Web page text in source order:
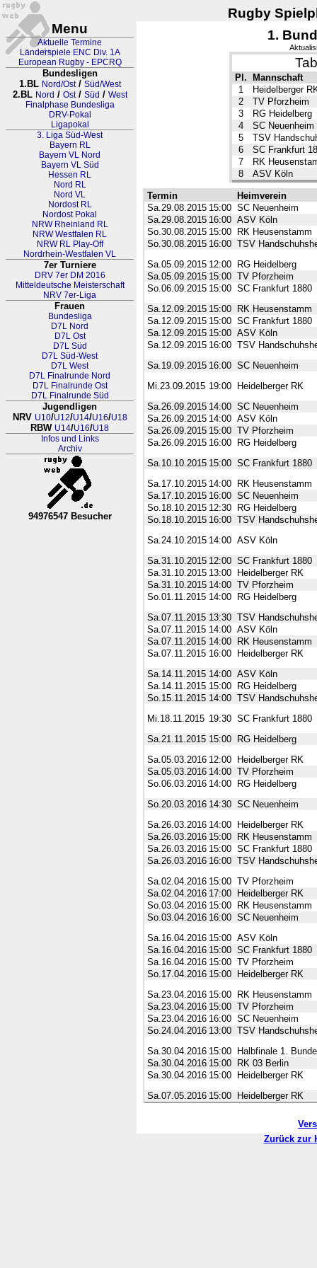
Rugby
Menu
Aktuelle Termine
Länderspiele ENC Div. 1A
European Rugby - EPCRQ
Bundesligen
1.BL Nord/Ost/ Süd/West
2.BL Nord / Ost/ Süd / West
Finalphase Bundesliga
DRV-Pokal
Ligapokal
3. Liga Süd-West
Bayern RL
Bayern VL Nord
Bayern VL Süd
Hessen RL
Nord RL
Nord VL
Nordost RL
Nordost Pokal
NRW Rheinland RL
NRW Westfalen RL
NRW RL Play-Off
Nordrhein-Westfalen VL
7er Turniere
DRV 7er DM 2016
Mitteldeutsche Meisterschaft
NRV 7er-Liga
Frauen
Bundesliga
D7L Nord
D7L Ost
D7L Süd
D7L Süd-West
D7L West
D7L Finalrunde Nord
D7L Finalrunde Ost
D7L Finalrunde Süd
Jugendligen
NRV U10/U12/U14/U16/U18
RBW U14/U16/U18
Infos und Links
Archiv
94976547 Besucher
1.
Pl.
Mannschaft
1
Heidelberger
2
TV Pforzheim
3
RG Heidelberg
4
SC Neuenheim
5
TSV
6
SC Frankfurt
7
RK
8
ASV Köln
Termin
Heimverein
Sa.29.08.2015 15:00 SC Neuenheim
Sa.29.08.2015 16:00 ASV Köln
So.30.08.2015 15:00
RK Heusenstamm
So.30.08.2015 16:00 TSV
Sa.05.09.2015 12:00
RG Heidelberg
Sa.05.09.2015 15:00 TV Pforzheim
So.06.09.2015 15:00 SC Frankfurt 1880
Sa.12.09.2015 15:00
RK Heusenstamm
Sa.12.09.2015 15:00 SC Frankfurt 1880
Sa.12.09.2015 15:00 ASV Köln
Sa.12.09.2015 16:00 TSV
Sa.19.09.2015 16:00 SC Neuenheim
Mi.23.09.2015 19:00
Heidelberger RK
Sa.26.09.2015 14:00 SC Neuenheim
Sa.26.09.2015 14:00 ASV Köln
Sa.26.09.2015 15:00 TV Pforzheim
Sa.26.09.2015 16:00
RG Heidelberg
Sa.10.10.2015 15:00 SC Frankfurt 1880
Sa.17.10.2015 14:00
RK Heusenstamm
Sa.17.10.2015 16:00 SC Neuenheim
So.18.10.2015 12:30
RG Heidelberg
So.18.10.2015 16:00 TSV
Sa.24.10.2015 14:00 ASV Köln
Sa.31.10.2015 12:00 SC Frankfurt 1880
Sa.31.10.2015 13:00
Heidelberger RK
Sa.31.10.2015 14:00 TV Pforzheim
So.01.11.2015 14:00
RG Heidelberg
Sa.07.11.2015 13:30 TSV
Sa.07.11.2015 14:00 ASV Köln
Sa.07.11.2015 14:00
RK Heusenstamm
Sa.07.11.2015 16:00
Heidelberger RK
Sa.14.11.2015 14:00 ASV Köln
Sa.14.11.2015 15:00
RG Heidelberg
So.15.11.2015 14:00 TSV
Mi.18.11.2015 19:30 SC Frankfurt 1880
Sa.21.11.2015 15:00
RG Heidelberg
Sa.05.03.2016 12:00
Heidelberger RK
Sa.05.03.2016 14:00 TV Pforzheim
So.06.03.2016 14:00
RG Heidelberg
So.20.03.2016 14:30 SC Neuenheim
Sa.26.03.2016 14:00
Heidelberger RK
Sa.26.03.2016 15:00
RK Heusenstamm
Sa.26.03.2016 15:00 SC Frankfurt 1880
Sa.26.03.2016 16:00 TSV
Sa.02.04.2016 15:00 TV Pforzheim
Sa.02.04.2016 17:00
Heidelberger RK
So.03.04.2016 15:00
RK Heusenstamm
So.03.04.2016 16:00 SC Neuenheim
Sa.16.04.2016 15:00 ASV Köln
Sa.16.04.2016 15:00 SC Frankfurt 1880
Sa.16.04.2016 15:00 TV Pforzheim
So.17.04.2016 15:00
Heidelberger RK
Sa.23.04.2016 15:00
RK Heusenstamm
Sa.23.04.2016 15:00 TV Pforzheim
Sa.23.04.2016 16:00 SC Neuenheim
So.24.04.2016 13:00 TSV
Sa.30.04.2016 15:00
Halbfinale 1.
Sa.30.04.2016 15:00
RK 03 Berlin
Sa.30.04.2016 15:00
Heidelberger RK
Sa.07.05.2016 15:00 Heidelberger RK
Zurück zur